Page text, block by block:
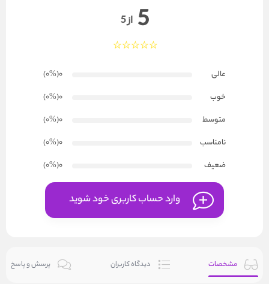
5 از 5
عالی 0(۰%
)
خوب
0(۰%
)
متوسط
0(۰%
)
نامناسب
0(۰%
)
ضعیف
0(۰%
)
وارد حساب کاربری خود شوید
مشخصات دیدگاه کاربران پرسش و پاسخ